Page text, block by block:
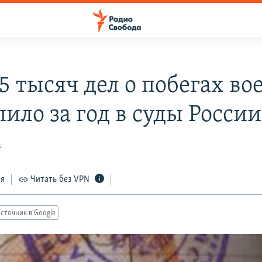
тысяч дел о побегах
за год в суды России
Читать без VPN
в Google